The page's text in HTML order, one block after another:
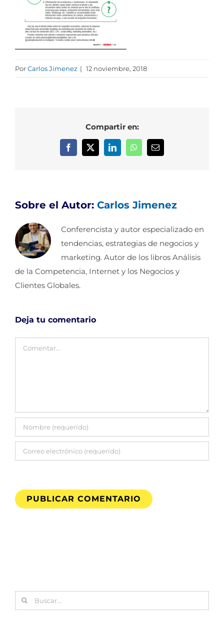
PorCarlos Jimenez | 12 noviembre, 2018
Compartir en:
Facebook
X LinkedInWhatsAppCorreo
Sobre el Autor: Carlos Jimenez
Conferencista y autor especializado en
tendencias, estrategias de negocios y
marketing. Autor de los libros Análisis
de la Competencia, Internet y los Negocios y
Clientes Globales.
Deja tu comentario
Comentar
Buscar: